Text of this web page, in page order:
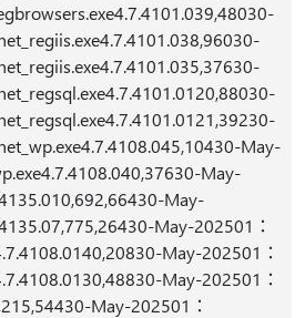
May-
May-
May-
May-202501：
May-202501：
May-202501：
May-202501：